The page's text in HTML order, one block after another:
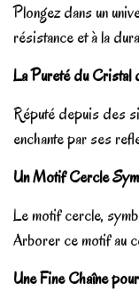
Plongez dans un
résistance et à la
La Pureté du Cristal
Réputé depuis des
enchante par ses
Un Motif Cercle
Le motif cercle,
Arborer ce motif au
Une Fine Chaîne